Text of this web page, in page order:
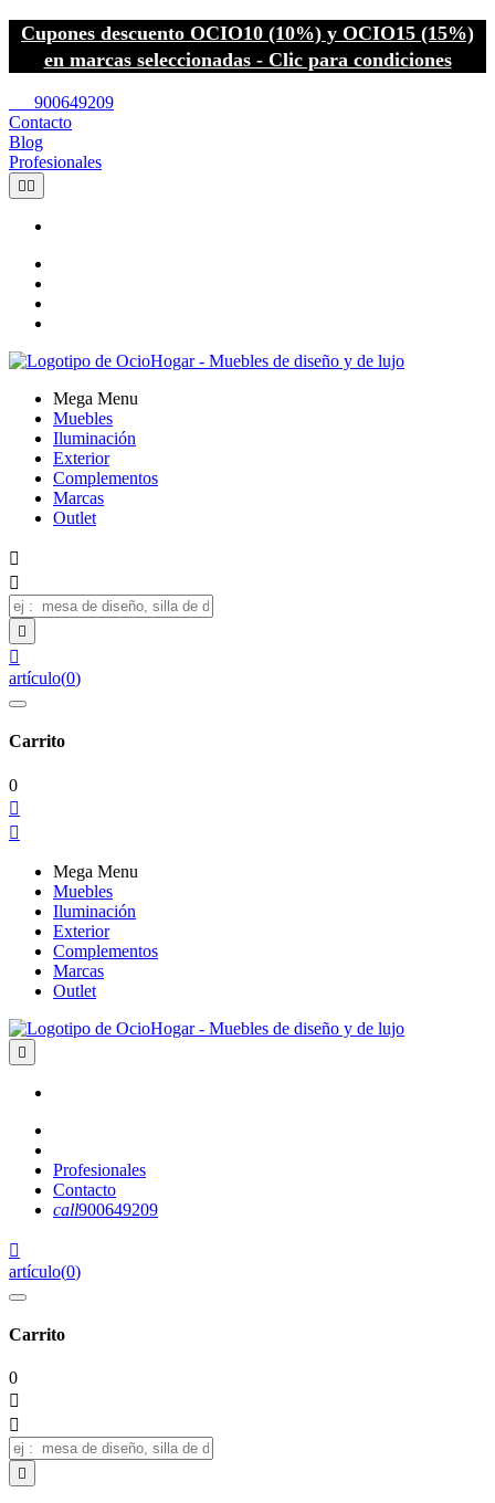
Cupones descuento OCIO10 (10%) y OCIO15 (15%)
en marcas seleccionadas - Clic para condiciones
900649209
Contacto
Blog
Profesionales
 
Mega Menu
Muebles
Iluminación
Exterior
Complementos
Marcas
Outlet




artículo(0)
Carrito
0


Mega Menu
Muebles
Iluminación
Exterior
Complementos
Marcas
Outlet

Profesionales
Contacto
call900649209

artículo(0)
Carrito
0


